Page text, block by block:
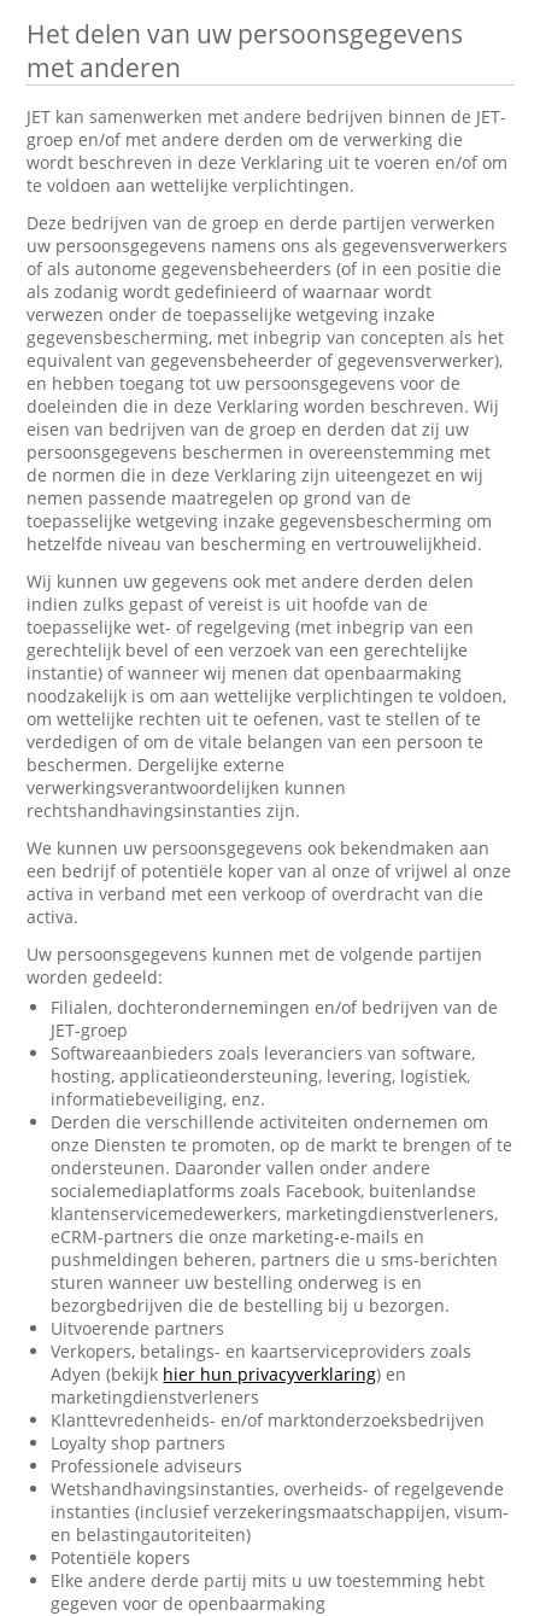
Het delen van uw persoonsgegevens
met anderen
JET kan samenwerken met andere bedrijven binnen de JET-
groep en/of met andere derden om de verwerking die
wordt beschreven in deze Verklaring uit te voeren en/of om
te voldoen aan wettelijke verplichtingen.
Deze bedrijven van de groep en derde partijen verwerken
uw persoonsgegevens namens ons als gegevensverwerkers
of als autonome gegevensbeheerders (of in een positie die
als zodanig wordt gedefinieerd of waarnaar wordt
verwezen onder de toepasselijke wetgeving inzake
gegevensbescherming, met inbegrip van concepten als het
equivalent van gegevensbeheerder of gegevensverwerker),
en hebben toegang tot uw persoonsgegevens voor de
doeleinden die in deze Verklaring worden beschreven. Wij
eisen van bedrijven van de groep en derden dat zij uw
persoonsgegevens beschermen in overeenstemming met
de normen die in deze Verklaring zijn uiteengezet en wij
nemen passende maatregelen op grond van de
toepasselijke wetgeving inzake gegevensbescherming om
hetzelfde niveau van bescherming en vertrouwelijkheid.
Wij kunnen uw gegevens ook met andere derden delen
indien zulks gepast of vereist is uit hoofde van de
toepasselijke wet- of regelgeving (met inbegrip van een
gerechtelijk bevel of een verzoek van een gerechtelijke
instantie) of wanneer wij menen dat openbaarmaking
noodzakelijk is om aan wettelijke verplichtingen te voldoen,
om wettelijke rechten uit te oefenen, vast te stellen of te
verdedigen of om de vitale belangen van een persoon te
beschermen. Dergelijke externe
verwerkingsverantwoordelijken kunnen
rechtshandhavingsinstanties zijn.
We kunnen uw persoonsgegevens ook bekendmaken aan
een bedrijf of potentiële koper van al onze of vrijwel al onze
activa in verband met een verkoop of overdracht van die
activa.
Uw persoonsgegevens kunnen met de volgende partijen
worden gedeeld:
Filialen, dochterondernemingen en/of bedrijven van de
JET-groep
Softwareaanbieders zoals leveranciers van software,
hosting, applicatieondersteuning, levering, logistiek,
informatiebeveiliging, enz.
Derden die verschillende activiteiten ondernemen om
onze Diensten te promoten, op de markt te brengen of te
ondersteunen. Daaronder vallen onder andere
socialemediaplatforms zoals Facebook, buitenlandse
klantenservicemedewerkers, marketingdienstverleners,
eCRM-partners die onze marketing-e-mails en
pushmeldingen beheren, partners die u sms-berichten
sturen wanneer uw bestelling onderweg is en
bezorgbedrijven die de bestelling bij u bezorgen.
Uitvoerende partners
Verkopers, betalings- en kaartserviceproviders zoals
Adyen (bekijk hier hun privacyverklaring) en
marketingdienstverleners
Klanttevredenheids- en/of marktonderzoeksbedrijven
Loyalty shop partners
Professionele adviseurs
Wetshandhavingsinstanties, overheids- of regelgevende
instanties (inclusief verzekeringsmaatschappijen, visum-
en belastingautoriteiten)
Potentiële kopers
Elke andere derde partij mits u uw toestemming hebt
gegeven voor de openbaarmaking